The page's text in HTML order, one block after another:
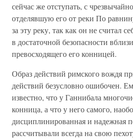
сейчас же отступать, с
отделявшую его от реки По
за эту реку, так как он не считал
в достаточной безопасности
превосходящего его конницей.
Образ действий римского вождя
действий безусловно ошибочен.
известно, что у Ганнибала
конница, а что у него самого,
дисциплинированная и надежная
рассчитывали всегда на свою